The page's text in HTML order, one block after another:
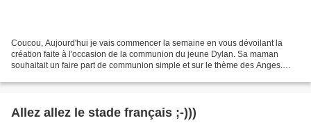
Coucou, Aujourd'hui je vais commencer la semaine en vous dévoilant la
création faite à l'occasion de la communion du jeune Dylan. Sa maman
souhaitait un faire part de communion simple et sur le thème des Anges.
Allez allez le stade français ;-)))